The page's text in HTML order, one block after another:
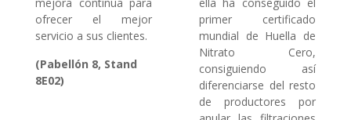
ofrecer el mejor
servicio a sus clientes.
(Pabellón 8, Stand
8E02)
primer certificado
mundial de Huella de
Nitrato Cero,
consiguiendo así
diferenciarse del resto
de productores por